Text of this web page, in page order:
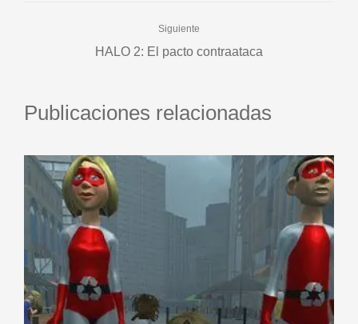
Siguiente
HALO 2: El pacto contraataca
Publicaciones relacionadas